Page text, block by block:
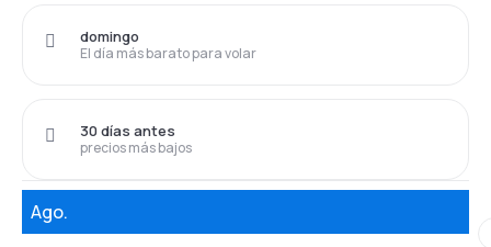
El día más barato para volar
domingo
precios más bajos
30 días antes
Ago.